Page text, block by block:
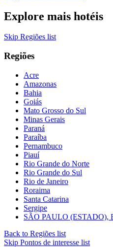
Explore mais hotéis
Skip Regiões list
Regiões
Acre
Amazonas
Bahia
Goiás
Mato Grosso do Sul
Minas Gerais
Paraná
Paraíba
Pernambuco
Piauí
Rio Grande do Norte
Rio Grande do Sul
Rio de Janeiro
Roraima
Santa Catarina
Sergipe
SÃO PAULO (ESTADO),
Back to Regiões list
Skip Pontos de interesse list